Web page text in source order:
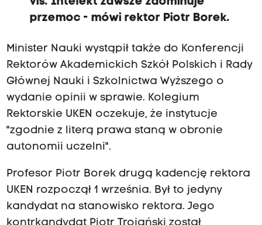
przemoc - mówi rektor Piotr Borek.
Minister Nauki wystąpił także do Konferencji
Rektorów Akademickich Szkół Polskich i Rady
Głównej Nauki i Szkolnictwa Wyższego o
wydanie opinii w sprawie. Kolegium
Rektorskie UKEN oczekuje, że instytucje
"zgodnie z literą prawa staną w obronie
autonomii uczelni".
Profesor Piotr Borek drugą kadencję rektora
UKEN rozpoczął 1 września. Był to jedyny
kandydat na stanowisko rektora. Jego